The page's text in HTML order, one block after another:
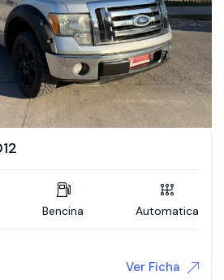
Bencina Automatica
Ver Ficha